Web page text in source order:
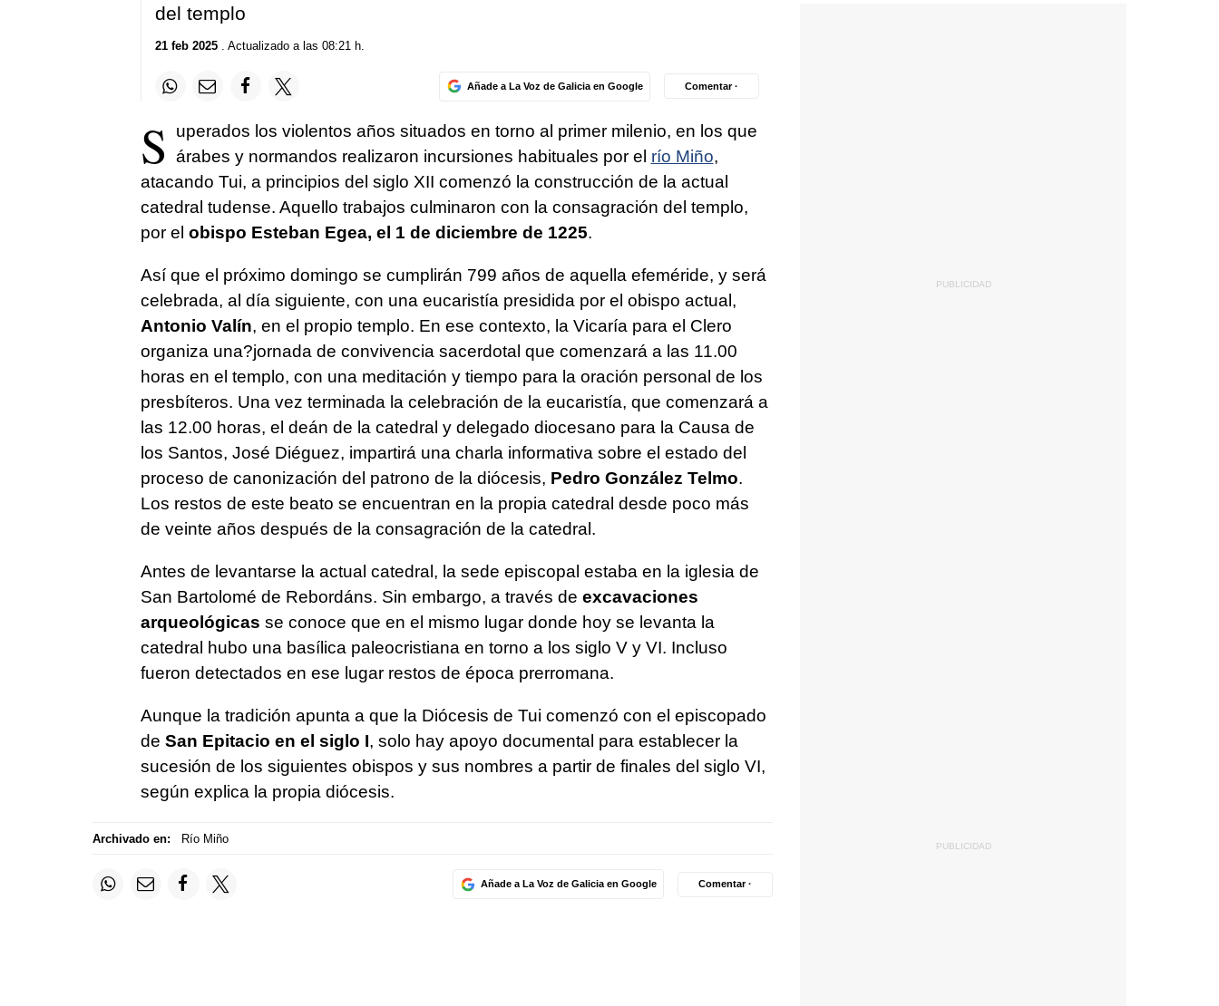
del templo
21 feb 2025. Actualizado a las 08:21 h.
Añade a La Voz de Galicia en Google Comentar ·
S
uperados los violentos años situados en torno al primer milenio, en los que
árabes y normandos realizaron incursiones habituales por el río Miño,
atacando Tui, a principios del siglo XII comenzó la construcción de la actual
catedral tudense. Aquello trabajos culminaron con la consagración del templo,
por el obispo Esteban Egea, el 1 de diciembre de 1225.
Así que el próximo domingo se cumplirán 799 años de aquella efeméride, y será
celebrada, al día siguiente, con una eucaristía presidida por el obispo actual,
Antonio Valín, en el propio templo. En ese contexto, la Vicaría para el Clero
organiza una?jornada de convivencia sacerdotal que comenzará a las 11.00
horas en el templo, con una meditación y tiempo para la oración personal de los
presbíteros. Una vez terminada la celebración de la eucaristía, que comenzará a
las 12.00 horas, el deán de la catedral y delegado diocesano para la Causa de
los Santos, José Diéguez, impartirá una charla informativa sobre el estado del
proceso de canonización del patrono de la diócesis, Pedro González Telmo.
Los restos de este beato se encuentran en la propia catedral desde poco más
de veinte años después de la consagración de la catedral.
Antes de levantarse la actual catedral, la sede episcopal estaba en la iglesia de
San Bartolomé de Rebordáns. Sin embargo, a través de excavaciones
arqueológicas se conoce que en el mismo lugar donde hoy se levanta la
catedral hubo una basílica paleocristiana en torno a los siglo V y VI. Incluso
fueron detectados en ese lugar restos de época prerromana.
Aunque la tradición apunta a que la Diócesis de Tui comenzó con el episcopado
de San Epitacio en el siglo I, solo hay apoyo documental para establecer la
sucesión de los siguientes obispos y sus nombres a partir de finales del siglo VI,
según explica la propia diócesis.
Archivado en: Río Miño
Añade a La Voz de Galicia en Google Comentar ·